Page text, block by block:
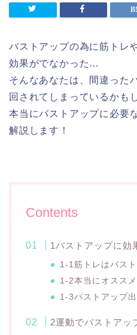
バストアップの為に筋トレ
効果がでなかった…
そんなあなたは、間違った
回されてしまっているかも
本当にバストアップに必要
解説します！
Contents
1バストアップに効
1-1筋トレはバス
1-2本当にオスス
1-3バストアップ
2運動でバストアッ